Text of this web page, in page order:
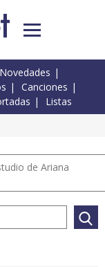
Novedades
Canciones
Listas
de Ariana